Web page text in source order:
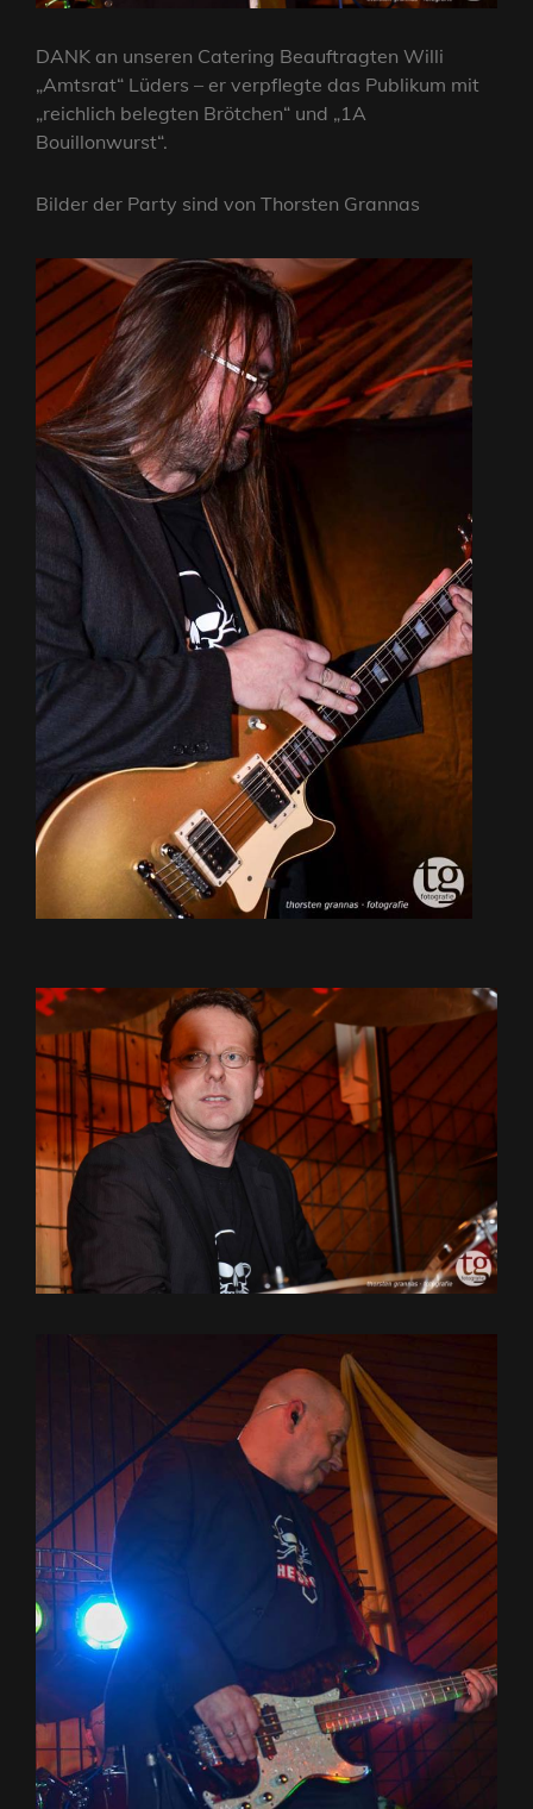
DANK an unseren Catering Beauftragten Willi
„Amtsrat“ Lüders – er verpflegte das Publikum mit
„reichlich belegten Brötchen“ und „1A
Bouillonwurst“.
Bilder der Party sind von Thorsten Grannas